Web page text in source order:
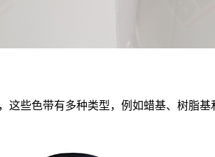
这些色带有多种类型，例如蜡基、树脂